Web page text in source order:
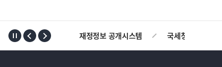
재정정보 공개시스템 국세청